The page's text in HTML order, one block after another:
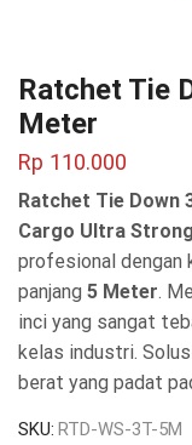
Ratchet Tie
Meter
Rp 110.000
Ratchet Tie Down
Cargo Ultra
profesional dengan
panjang 5 Meter.
inci yang sangat
kelas industri.
berat yang padat
SKU: RTD-WS-3T-5M